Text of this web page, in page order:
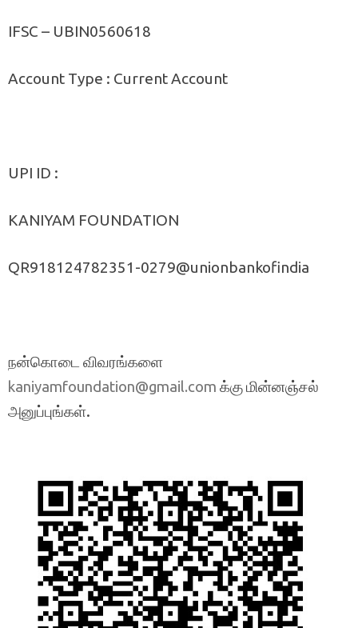
IFSC – UBIN0560618
Account Type : Current Account
UPI ID :
KANIYAM FOUNDATION
QR918124782351-0279@unionbankofindia
நன்கொடை விவரங்களை
kaniyamfoundation@gmail.com க்கு மின்னஞ்சல்
அனுப்புங்கள்.